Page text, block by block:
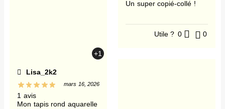
Un super copié-collé !
Utile ? 0 0
+1
Lisa_2k2
1 avis
mars 16, 2026
Mon tapis rond aquarelle